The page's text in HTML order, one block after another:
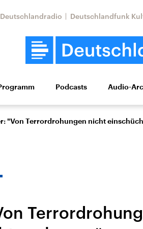
Deutschlandradio Deutschlandfunk
Wirtschaft Wissen Kultur
Beiträge,
Nahostkonflikt
Aktuelle Lage und
Podcasts Audio-
"Von Terrordrohungen nicht